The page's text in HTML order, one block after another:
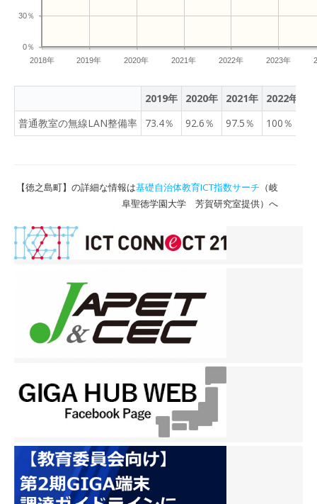
2018年 2019年 2020年 2021年 2022年 2023年
0％
30％
2019年 2020年 2021年 2022年
普通教室の無線LAN整備率
73.4％ 92.6％ 97.5％ 100％
【徳之島町】の詳細な情報は基礎自治体教育ICT指数サーチ （岐
阜聖徳学園大学 芳賀研究室提供）へ